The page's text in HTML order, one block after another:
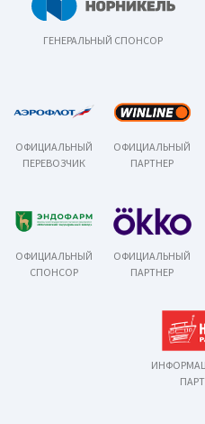
ГЕНЕРАЛЬНЫЙ СПОНСОР
ОФИЦИАЛЬНЫЙ
ПЕРЕВОЗЧИК
ОФИЦИАЛЬНЫЙ
ПАРТНЕР
ОФИЦИАЛЬНЫЙ
СПОНСОР
ОФИЦИАЛЬНЫЙ
ПАРТНЕР